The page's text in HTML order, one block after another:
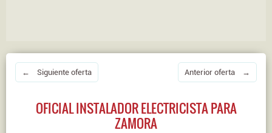
← Siguiente oferta Anterior oferta →
OFICIAL INSTALADOR ELECTRICISTA PARA
ZAMORA